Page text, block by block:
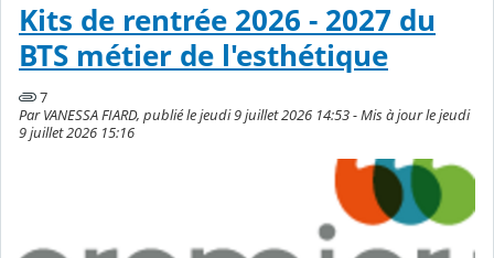
Kits de rentrée 2026 - 2027 du
BTS métier de l'esthétique
7
Par VANESSA FIARD, publié le jeudi 9 juillet 2026 14:53 - Mis à jour le jeudi
9 juillet 2026 15:16